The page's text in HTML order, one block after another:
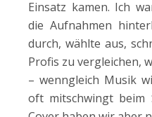
Einsatz kamen. Ich
die Aufnahmen
durch, wählte aus,
Profis zu vergleichen,
– wenngleich Musik
oft mitschwingt beim